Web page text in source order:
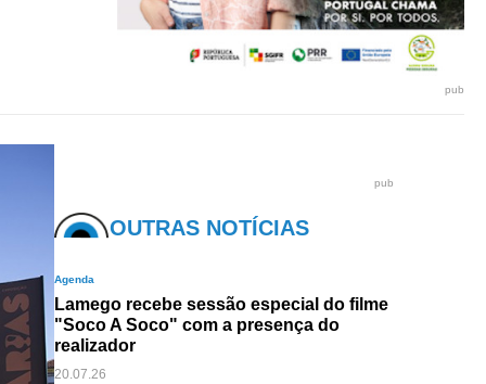
pub
pub
OUTRAS NOTÍCIAS
Agenda
Lamego recebe sessão especial do filme
"Soco A Soco" com a presença do
realizador
20.07.26